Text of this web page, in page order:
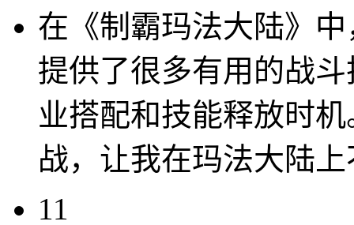
在《制霸玛法大陆》
提供了很多有用的战
业搭配和技能释放时
战，让我在玛法大陆
11